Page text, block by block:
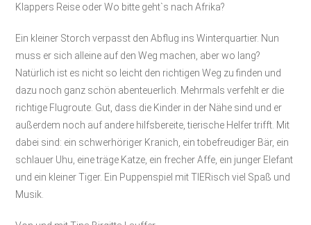
Klappers Reise oder Wo bitte geht`s nach Afrika?
Ein kleiner Storch verpasst den Abflug ins Winterquartier. Nun
muss er sich alleine auf den Weg machen, aber wo lang?
Natürlich ist es nicht so leicht den richtigen Weg zu finden und
dazu noch ganz schön abenteuerlich. Mehrmals verfehlt er die
richtige Flugroute. Gut, dass die Kinder in der Nähe sind und er
außerdem noch auf andere hilfsbereite, tierische Helfer trifft. Mit
dabei sind: ein schwerhöriger Kranich, ein tobefreudiger Bär, ein
schlauer Uhu, eine träge Katze, ein frecher Affe, ein junger Elefant
und ein kleiner Tiger. Ein Puppenspiel mit TIERisch viel Spaß und
Musik.